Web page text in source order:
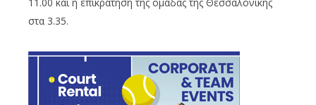
στα 3.35.